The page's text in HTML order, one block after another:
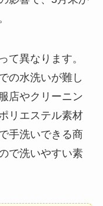
て異なります。
の水洗いが難し
店やクリーニン
リエステル素材
手洗いできる商
で洗いやすい素